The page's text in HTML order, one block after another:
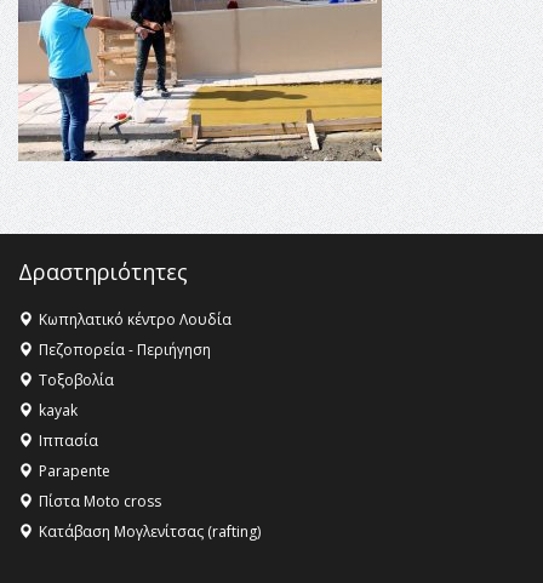
16:27 -Όλυμπος: Εντάχθηκε στον Κατάλογο Παγκόσμιας
Κληρονομιάς της UNESCO – Ομόφωνη η απόφαση Ο
Όλυμπος αναγνωρίστηκε ως φυσικό και πολιτιστικό
αγαθό εξέχουσας οικουμενικής αξίας για την
ανθρωπότητα
16:18 -ΕΝΟΡΙΑΚΕΣ ΚΑΛΟΚΑΙΡΙΝΕΣ ΔΡΑΣΕΙΣ ΓΙΑ ΠΑΙΔΙΑ
ΣΤΗΝ ΕΔΕΣΣΑ
Δραστηριότητες
Κωπηλατικό κέντρο Λουδία
Πεζοπορεία - Περιήγηση
Τοξοβολία
kayak
Ιππασία
Parapente
Πίστα Moto cross
Κατάβαση Μογλενίτσας (rafting)